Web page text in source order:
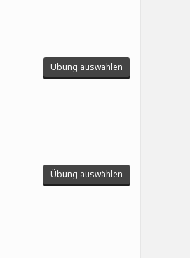
Übung auswählen
Übung auswählen